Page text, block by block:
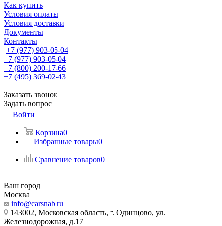
Как купить
Условия оплаты
Условия доставки
Документы
Контакты
+7 (977) 903-05-04
+7 (977) 903-05-04
+7 (800) 200-17-66
+7 (495) 369-02-43
Заказать звонок
Задать вопрос
Войти
Корзина0
Избранные товары0
Сравнение товаров0
Ваш город
Москва
info@carsnab.ru
143002, Московская область, г. Одинцово, ул.
Железнодорожная, д.17